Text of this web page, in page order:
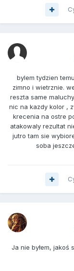
bylem tydzien
zimno i wietrznie.
reszta same
nic na kazdy kolor ,
krecenia na ostre
atakowaly rezultat
jutro tam sie
soba
Ja nie byłem, jakoś